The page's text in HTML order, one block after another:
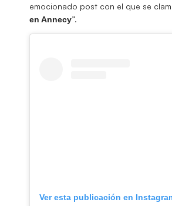
emocionado post con el que se
en Annecy”.
Ver esta publicación en